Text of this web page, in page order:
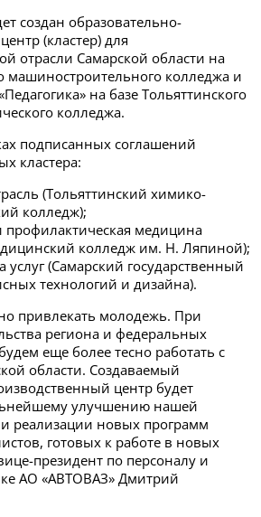
создан образовательно-
(кластер) для
отрасли Самарской области на
машиностроительного колледжа и
на базе Тольяттинского
колледжа.
подписанных соглашений
кластера:
(Тольяттинский химико-
колледж);
профилактическая медицина
колледж им. Н. Ляпиной);
услуг (Самарский государственный
технологий и дизайна).
привлекать молодежь. При
региона и федеральных
еще более тесно работать с
области. Создаваемый
центр будет
улучшению нашей
и реализации новых программ
готовых к работе в новых
президент по персоналу и
АО «АВТОВАЗ» Дмитрий